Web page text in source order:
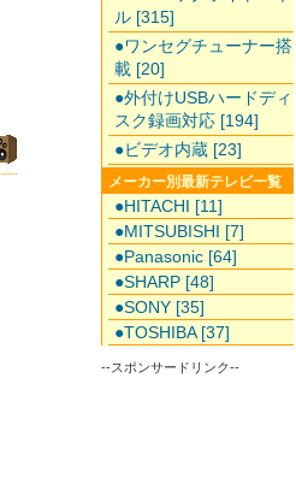
ル [315]
●ワンセグチューナー搭
載 [20]
●外付けUSBハードディ
スク録画対応 [194]
●ビデオ内蔵 [23]
メーカー別最新テレビ一覧
●HITACHI [11]
●MITSUBISHI [7]
●Panasonic [64]
●SHARP [48]
●SONY [35]
●TOSHIBA [37]
--スポンサードリンク--